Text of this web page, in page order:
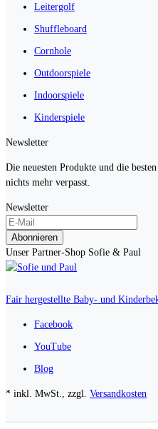
Leitergolf
Shuffleboard
Cornhole
Outdoorspiele
Indoorspiele
Kinderspiele
Newsletter
Die neuesten Produkte und die
nichts mehr verpasst.
Newsletter
Abonnieren
Unser Partner-Shop Sofie & Paul
Fair hergestellte Baby- und
Facebook
YouTube
Blog
* inkl. MwSt., zzgl. Versandkosten